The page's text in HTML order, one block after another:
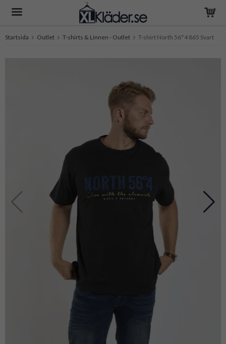
Startsida Outlet T-shirts & Linnen - Outlet T-shirt North 56°4 865 Svart